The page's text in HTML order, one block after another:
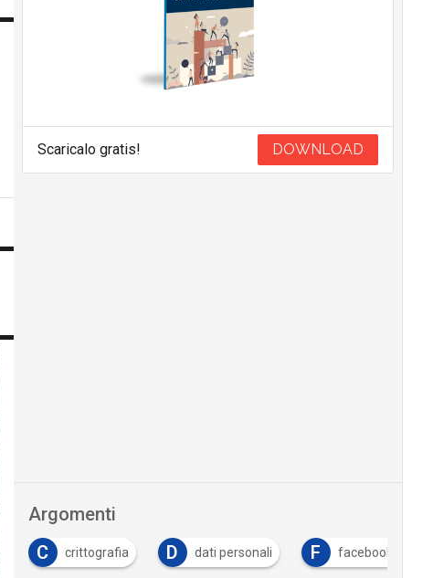
Scaricalo gratis! DOWNLOAD
Argomenti
C crittografia D dati personali F facebook